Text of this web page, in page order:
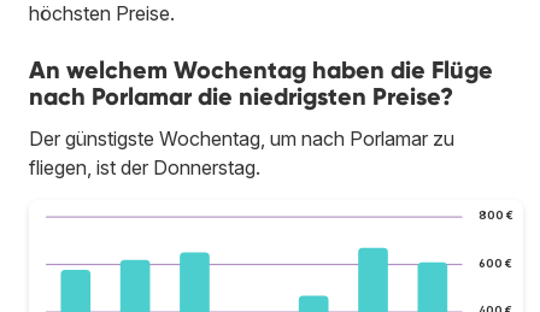
höchsten Preise.
An welchem Wochentag haben die Flüge
nach Porlamar die niedrigsten Preise?
Der günstigste Wochentag, um nach Porlamar zu
fliegen, ist der Donnerstag.
600 €
800 €